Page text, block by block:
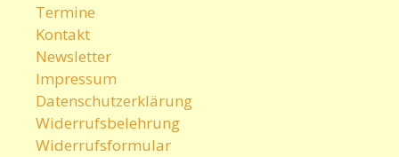
Termine
Kontakt
Newsletter
Impressum
Datenschutzerklärung
Widerrufsbelehrung
Widerrufsformular